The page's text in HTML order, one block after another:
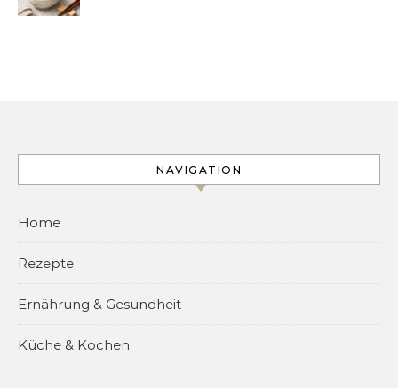
NAVIGATION
Home
Rezepte
Ernährung & Gesundheit
Küche & Kochen